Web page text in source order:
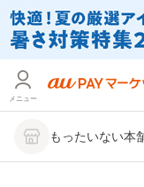
メニュー
もったいない本